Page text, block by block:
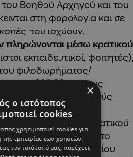
Βοηθού Αρχηγού και του
στη φορολογία και σε
που ισχύουν.
πληρώνονται μέσω κρατικού
εκπαιδευτικοί, φοιτητές),
φιλοδωρήματος/
στα€28,00για τους
για τους Βοηθούς
μέσω του κρατικού
είναι εγγεγραμμένοι στο
Γενικού Λογιστηρίου
×
ο ιστότοπος
cookies
χρησιμοποιεί cookies για
της εμπειρίας των χρηστών.
τον ιστότοπό μας, παρέχετε